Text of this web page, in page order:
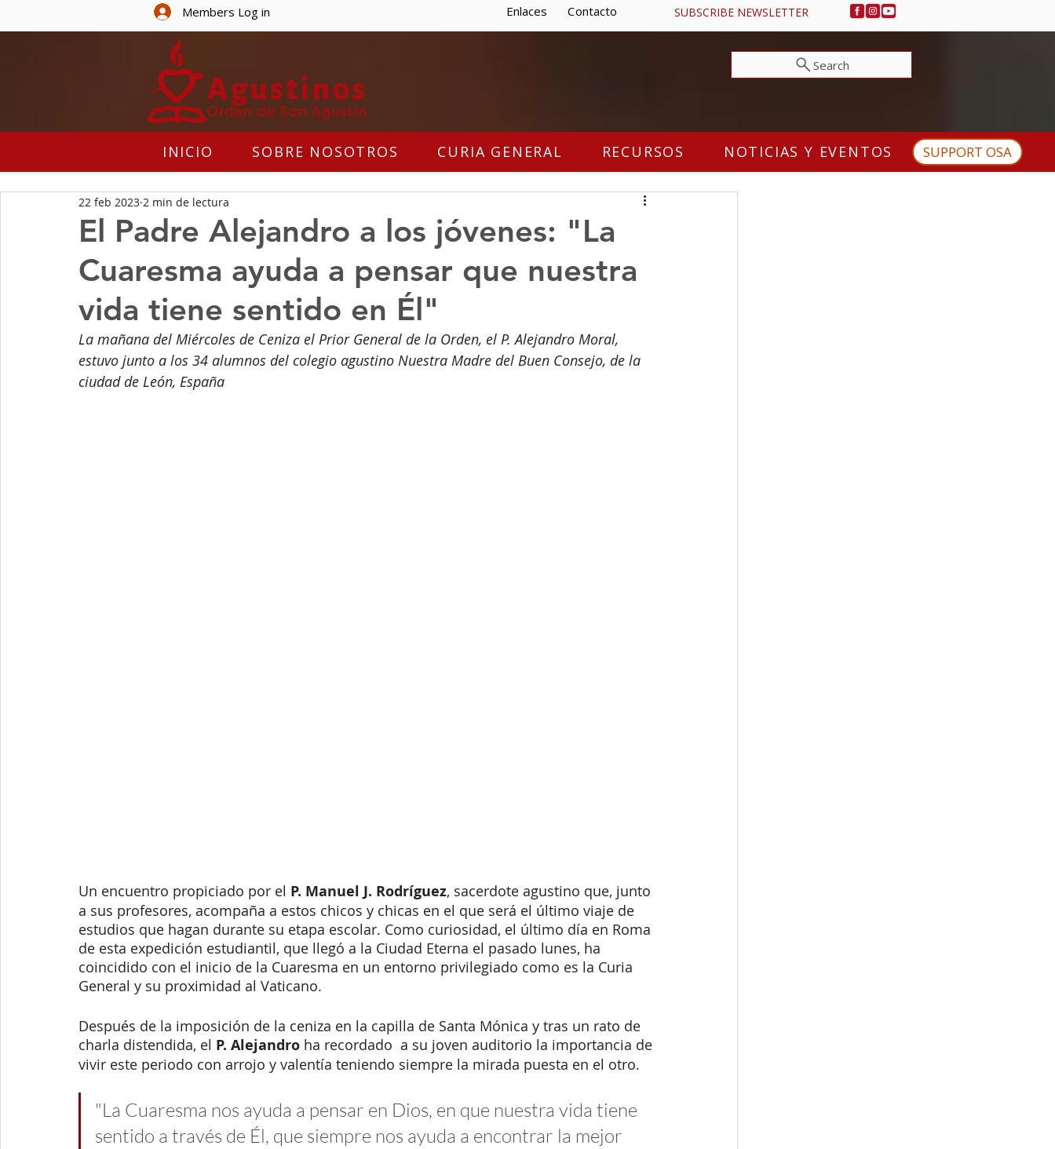
Members Log in Enlaces Contacto SUBSCRIBE NEWSLETTER
Search
INICIO SOBRE NOSOTROS CURIA GENERAL RECURSOS NOTICIAS Y EVENTOS SUPPORT OSA
El Padre Alejandro a los jóvenes: "La
Cuaresma ayuda a pensar que nuestra
vida tiene sentido en Él"
22 feb 2023 2 min de lectura
La mañana del Miércoles de Ceniza el Prior General de la Orden, el P. Alejandro Moral,
estuvo junto a los 34 alumnos del colegio agustino Nuestra Madre del Buen Consejo, de la
ciudad de León, España
Un encuentro propiciado por el P. Manuel J. Rodríguez, sacerdote agustino que, junto
a sus profesores, acompaña a estos chicos y chicas en el que será el último viaje de
estudios que hagan durante su etapa escolar. Como curiosidad, el último día en Roma
de esta expedición estudiantil, que llegó a la Ciudad Eterna el pasado lunes, ha
coincidido con el inicio de la Cuaresma en un entorno privilegiado como es la Curia
General y su proximidad al Vaticano.
Después de la imposición de la ceniza en la capilla de Santa Mónica y tras un rato de
charla distendida, el P. Alejandro ha recordado  a su joven auditorio la importancia de
vivir este periodo con arrojo y valentía teniendo siempre la mirada puesta en el otro.
"La Cuaresma nos ayuda a pensar en Dios, en que nuestra vida tiene
sentido a través de Él, que siempre nos ayuda a encontrar la mejor